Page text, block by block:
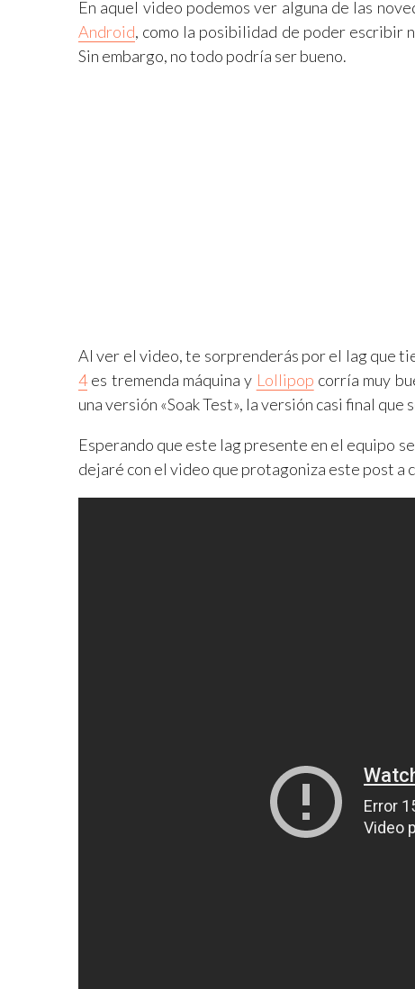
En aquel video podemos ver alguna de las
Android, como la posibilidad de poder escribir
Sin embargo, no todo podría ser bueno.
Al ver el video, te sorprenderás por el lag que
4es tremenda máquina y Lollipop corría muy
una versión «Soak Test», la versión casi final
Esperando que este lag presente en el equipo
dejaré con el video que protagoniza este post a